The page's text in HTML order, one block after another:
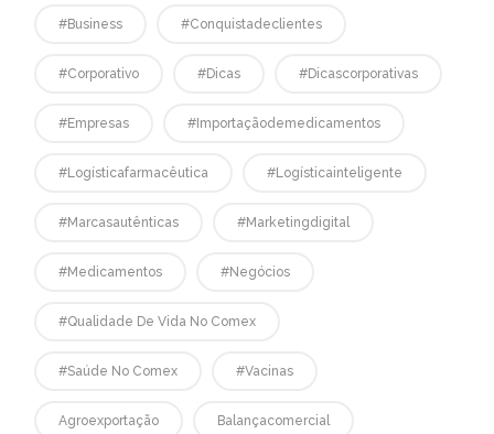
#business #conquistadeclientes
#corporativo #dicas #dicascorporativas
#empresas #Importaçãodemedicamentos
#logísticafarmacêutica #logísticainteligente
#marcasautênticas #marketingdigital
#medicamentos #negócios
#qualidade De Vida No Comex
#saúde No Comex #vacinas
Agroexportação Balançacomercial